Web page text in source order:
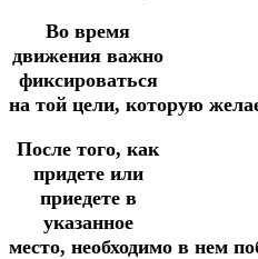
Во время
движения важно
фиксироваться
на той цели, которую
После того, как
придете или
приедете в
указанное
место, необходимо в нем